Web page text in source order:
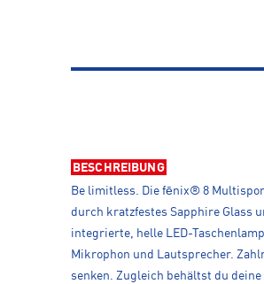
BESCHREIBUNG
Be limitless. Die fēnix® 8
durch kratzfestes Sapphire Glass
integrierte, helle LED-
Mikrophon und Lautsprecher.
senken. Zugleich behältst du